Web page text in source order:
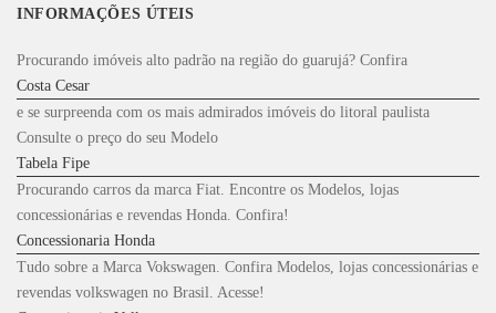
INFORMAÇÕES ÚTEIS
Procurando imóveis alto padrão na região do guarujá? Confira
Costa Cesar
e se surpreenda com os mais admirados imóveis do litoral paulista
Consulte o preço do seu Modelo
Tabela Fipe
Procurando carros da marca Fiat. Encontre os Modelos, lojas
concessionárias e revendas Honda. Confira!
Concessionaria Honda
Tudo sobre a Marca Vokswagen. Confira Modelos, lojas concessionárias e
revendas volkswagen no Brasil. Acesse!